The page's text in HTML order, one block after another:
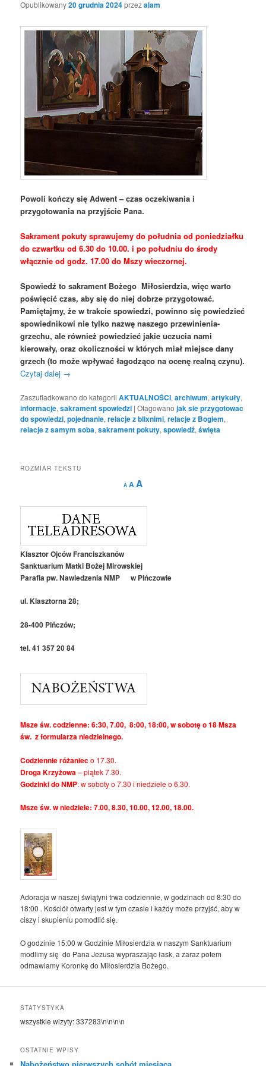
Opublikowany20 grudnia 2024przezalam
Powoli kończy się Adwent – czas oczekiwania i
przygotowania na przyjście Pana.
Sakrament pokuty sprawujemy do południa od poniedziałku
do czwartku od 6.30 do 10.00. i po południu do środy
włącznie od godz. 17.00 do Mszy wieczornej.
Spowiedź to sakrament Bożego Miłosierdzia, więc warto
poświęcić czas, aby się do niej dobrze przygotować.
Pamiętajmy, że w trakcie spowiedzi, powinno się powiedzieć
spowiednikowi nie tylko nazwę naszego przewinienia-
grzechu, ale również powiedzieć jakie uczucia nami
kierowały, oraz okoliczności w których miał miejsce dany
grzech (to może wpływać łagodząco na ocenę realną czynu).
Czytaj dalej →
Zaszufladkowano do kategorii AKTUALNOŚCI,archiwum,artykuły,
informacje,sakrament spowiedzi |Otagowano jak sie przygotowac
do spowiedzi,pojednanie,relacje z blixnimi,relacje z Bogiem,
relacje z samym soba,sakrament pokuty,spowiedź,święta
ROZMIAR TEKSTU
A
Decrease
font
A Reset
AIncrease
Klasztor Ojców Franciszkanów
Sanktuarium Matki Bożej Mirowskiej
Parafia pw. Nawiedzenia NMP w Pińczowie
ul. Klasztorna 28;
28-400 Pińczów;
tel. 41 357 20 84
Msze św. codzienne: 6:30, 7.00, 8:00, 18:00, w sobotę o 18 Msza
św. z formularza niedzielnego.
Codziennie różanieco 17.30.
Droga Krzyżowa – piątek 7.30.
Godzinki do NMP: w soboty o 7.30 i niedziele o 6.30.
Msze św. w niedziele: 7.00, 8.30, 10.00, 12.00, 18.00.
Adoracja w naszej świątyni trwa codziennie, w godzinach od 8:30 do
18:00 . Kościół otwarty jest w tym czasie i każdy może przyjść, aby w
ciszy i skupieniu pomodlić się.
O godzinie 15:00 w Godzinie Miłosierdzia w naszym Sanktuarium
modlimy się do Pana Jezusa wypraszając łask, a zaraz potem
odmawiamy Koronkę do Miłosierdzia Bożego.
STATYSTYKA
wszystkie wizyty:337283\n\n\n\n
OSTATNIE WPISY